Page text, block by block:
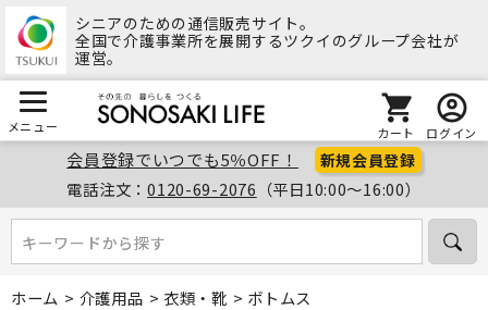
シニアのための通信販売サイト。
全国で介護事業所を展開するツクイのグループ会社が
運営。
メニュー カート ログイン
会員登録でいつでも5％OFF！ 新規会員登録
電話注文：0120-69-2076 （平日10:00～16:00）
キーワードから探す
キーワードから探す
ホーム > 介護用品 > 衣類・靴 > ボトムス